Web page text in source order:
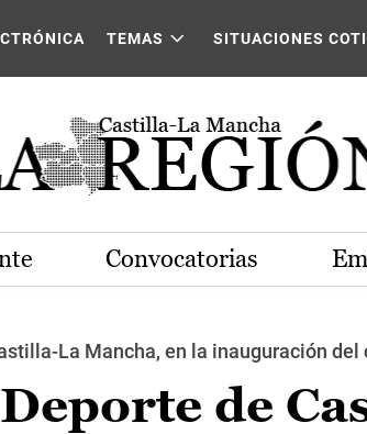
TEMAS SITUACIONES
Convocatorias
La Mancha, en la inauguración
de